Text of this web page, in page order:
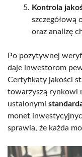
Kontrola
szczegółową
oraz analizę
Po pozytywnej
daje inwestorom
Certyfikaty jakości
towarzyszą rynkowi
ustalonymi
monet
sprawia, że każda